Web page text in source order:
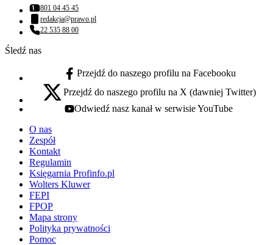
Numer telefonu:
801 04 45 45
Adres email:
redakcja@prawo.pl
Numer telefonu:
22 535 88 00
Śledź nas
facebook - otwiera się w nowej karcie
Przejdź do naszego profilu na Facebooku
x - otwiera się w nowej karcie
Przejdź do naszego profilu na X (dawniej Twitter)
youtube - otwiera się w nowej karcie
Odwiedź nasz kanał w serwisie YouTube
O nas
Zespół
Kontakt
Regulamin
Księgarnia Profinfo.pl
Wolters Kluwer
FEPI
FPOP
Mapa strony
Polityka prywatności
Pomoc